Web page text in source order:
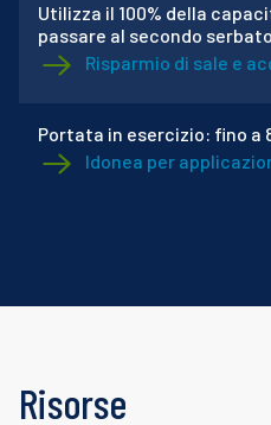
Utilizza il 100% della
passare al secondo
Risparmio di sale e
Portata in esercizio: fino a
Idonea per
Risorse